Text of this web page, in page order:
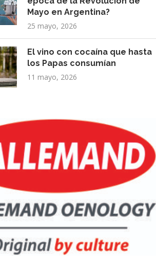
Mayo en Argentina?
25 mayo, 2026
El vino con cocaína que hasta
los Papas consumían
11 mayo, 2026